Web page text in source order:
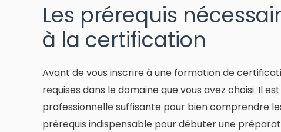
Les prérequis
à la certification
Avant de vous inscrire à une formation de
requises dans le domaine que vous avez choisi. Il
professionnelle suffisante pour bien comprendre
prérequis indispensable pour débuter une